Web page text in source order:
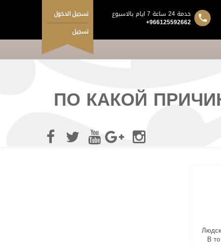
تسجيل الدخول
تسجيل
خدمة 24 ساعة 7 ايام بالاسبوع
+966125592662
ПО КАКОЙ
В